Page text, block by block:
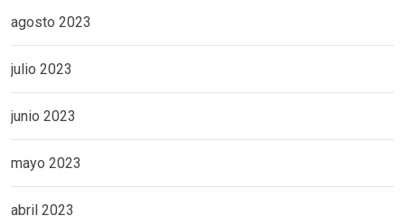
agosto 2023
julio 2023
junio 2023
mayo 2023
abril 2023